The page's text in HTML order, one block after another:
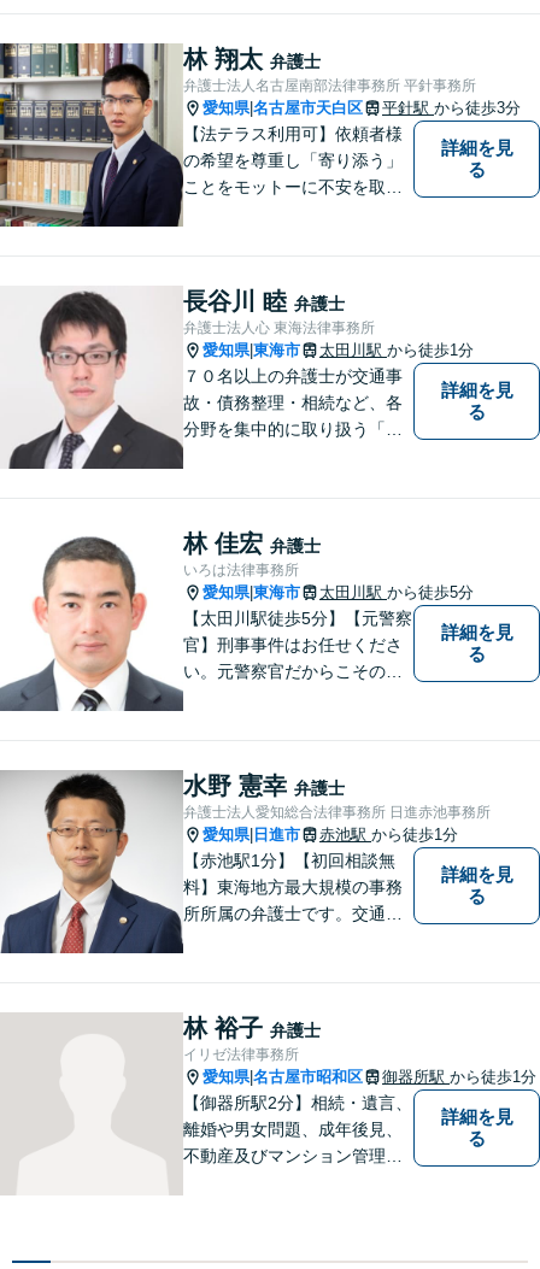
料】【桜山駅より徒歩８分】
【駐車場あり】【オンライン
相談可】
林 翔太 弁護士
弁護士法人名古屋南部法律事務所 平針事務所
愛知県|名古屋市天白区 平針駅 から徒歩3分
【法テラス利用可】依頼者様
の希望を尊重し「寄り添う」
ことをモットーに不安を取り
添った対応が可能です。お気
軽にご相談ください。
詳細を見
る
長谷川 睦 弁護士
弁護士法人心 東海法律事務所
愛知県|東海市 太田川駅 から徒歩1分
７０名以上の弁護士が交通事
故・債務整理・相続など、各
分野を集中的に取り扱う「分
できるよう努めております。
詳細を見
る
林 佳宏 弁護士
いろは法律事務所
愛知県|東海市 太田川駅 から徒歩5分
【太田川駅徒歩5分】【元警察
官】刑事事件はお任せくださ
い。元警察官だからこその視
ることはございません。元警
察官の経験を活かした交通事
故事案対応もいたします。
詳細を見
る
水野 憲幸 弁護士
弁護士法人愛知総合法律事務所 日進赤池事務所
愛知県| 日進市 赤池駅 から徒歩1分
【赤池駅1分】【初回相談無
料】東海地方最大規模の事務
所所属の弁護士です。交通事
談対応も行っております。ま
ずは、お気軽にお電話くださ
い。
詳細を見
る
林 裕子 弁護士
イリゼ法律事務所
愛知県|名古屋市昭和区 御器所駅 から徒歩1分
【御器所駅2分】相続・遺言、
離婚や男女問題、成年後見、
不動産及びマンション管理な
い、丁寧な説明と迅速な対応
詳細を見
る